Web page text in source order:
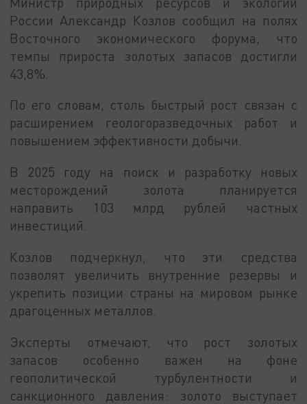
России Александр Козлов сообщил на полях
Восточного экономического форума, что
темпы прироста золотых запасов достигли
43,8%.
По его словам, столь быстрый рост связан с
расширением геологоразведочных работ и
повышением эффективности добычи.
В 2025 году на поиск и разработку новых
месторождений золота планируется
направить 103 млрд рублей частных
инвестиций.
Козлов подчеркнул, что эти средства
позволят увеличить внутренние резервы и
укрепить позиции страны на мировом рынке
драгоценных металлов.
Эксперты отмечают, что рост золотых
запасов особенно важен на фоне
геополитической турбулентности и
санкционного давления: золото выступает